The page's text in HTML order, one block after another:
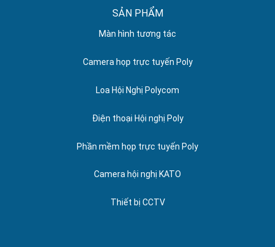
SẢN PHẨM
Màn hình tương tác
Camera họp trực tuyến Poly
Loa Hội Nghị Polycom
Điện thoại Hội nghị Poly
Phần mềm họp trực tuyến Poly
Camera hội nghị KATO
Thiết bị CCTV